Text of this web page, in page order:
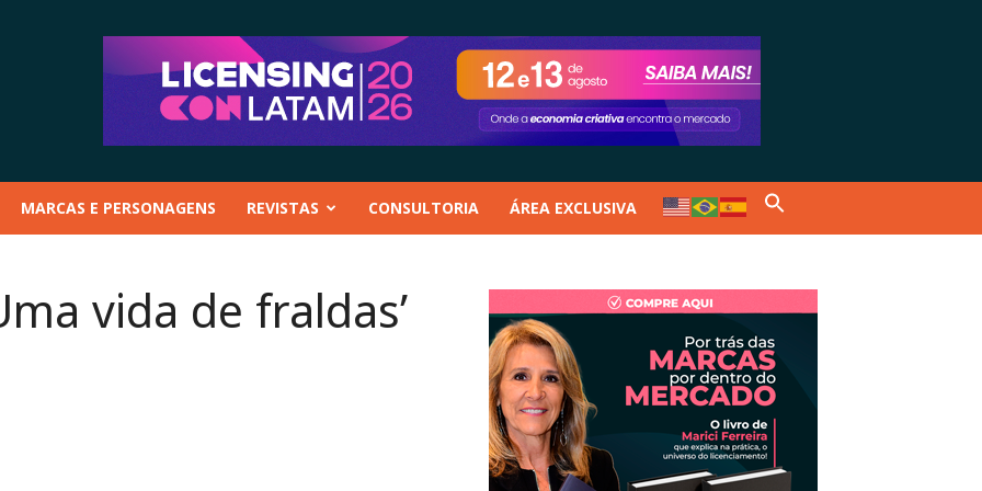
MARCAS E PERSONAGENS REVISTAS CONSULTORIA ÁREA EXCLUSIVA
vida de fraldas’